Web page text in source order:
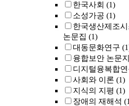
한국사회 (1)
소성가공 (1)
한국생산제조
논문집 (1)
대동문화연구
융합보안 논문지
디지털융복합
사회와 이론 (1)
지식의 지평 (1)
장애의 재해석